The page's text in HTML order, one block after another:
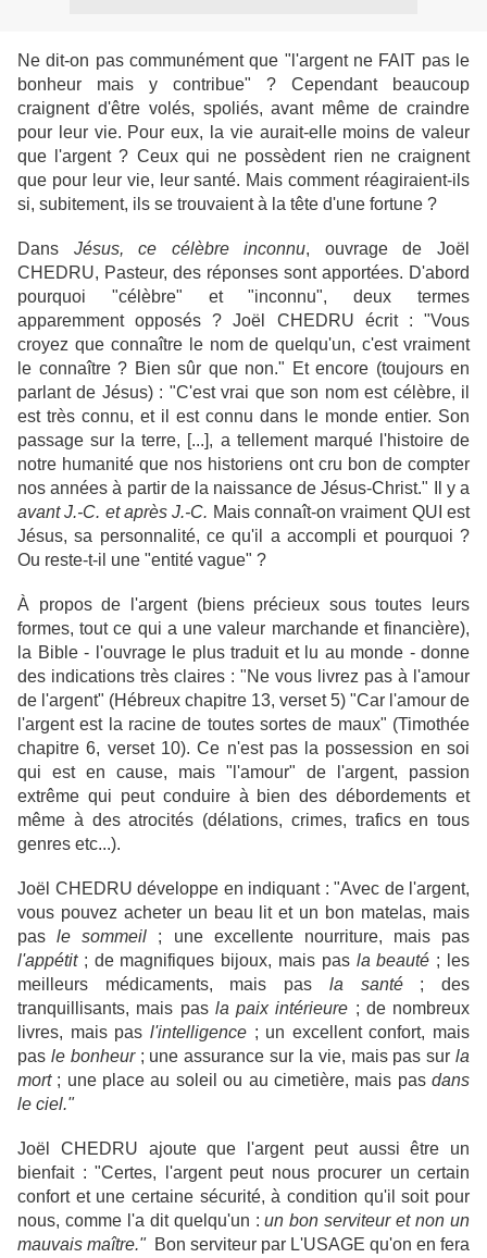
Ne dit-on pas communément que "l'argent ne FAIT pas le
bonheur mais y contribue" ? Cependant beaucoup
craignent d'être volés, spoliés, avant même de craindre
pour leur vie. Pour eux, la vie aurait-elle moins de valeur
que l'argent ? Ceux qui ne possèdent rien ne craignent
que pour leur vie, leur santé. Mais comment réagiraient-ils
si, subitement, ils se trouvaient à la tête d'une fortune ?
Dans Jésus, ce célèbre inconnu, ouvrage de Joël
CHEDRU, Pasteur, des réponses sont apportées. D'abord
pourquoi "célèbre" et "inconnu", deux termes
apparemment opposés ? Joël CHEDRU écrit : "Vous
croyez que connaître le nom de quelqu'un, c'est vraiment
le connaître ? Bien sûr que non." Et encore (toujours en
parlant de Jésus) : "C'est vrai que son nom est célèbre, il
est très connu, et il est connu dans le monde entier. Son
passage sur la terre, [...], a tellement marqué l'histoire de
notre humanité que nos historiens ont cru bon de compter
nos années à partir de la naissance de Jésus-Christ." Il y a
avant J.-C. et après J.-C. Mais connaît-on vraiment QUI est
Jésus, sa personnalité, ce qu'il a accompli et pourquoi ?
Ou reste-t-il une "entité vague" ?
À propos de l'argent (biens précieux sous toutes leurs
formes, tout ce qui a une valeur marchande et financière),
la Bible - l'ouvrage le plus traduit et lu au monde - donne
des indications très claires : "Ne vous livrez pas à l'amour
de l'argent" (Hébreux chapitre 13, verset 5) "Car l'amour de
l'argent est la racine de toutes sortes de maux" (Timothée
chapitre 6, verset 10). Ce n'est pas la possession en soi
qui est en cause, mais "l'amour" de l'argent, passion
extrême qui peut conduire à bien des débordements et
même à des atrocités (délations, crimes, trafics en tous
genres etc...).
Joël CHEDRU développe en indiquant : "Avec de l'argent,
vous pouvez acheter un beau lit et un bon matelas, mais
pasle sommeil ; une excellente nourriture, mais pas
l'appétit; de magnifiques bijoux, mais pas la beauté ; les
meilleurs médicaments, mais pas la santé; des
tranquillisants, mais pas la paix intérieure ; de nombreux
livres, mais pas l'intelligence; un excellent confort, mais
pas le bonheur; une assurance sur la vie, mais pas surla
mort; une place au soleil ou au cimetière, mais pas dans
le ciel."
Joël CHEDRU ajoute que l'argent peut aussi être un
bienfait : "Certes, l'argent peut nous procurer un certain
confort et une certaine sécurité, à condition qu'il soit pour
nous, comme l'a dit quelqu'un :un bon serviteur et non un
mauvais maître." Bon serviteur par L'USAGE qu'on en fera